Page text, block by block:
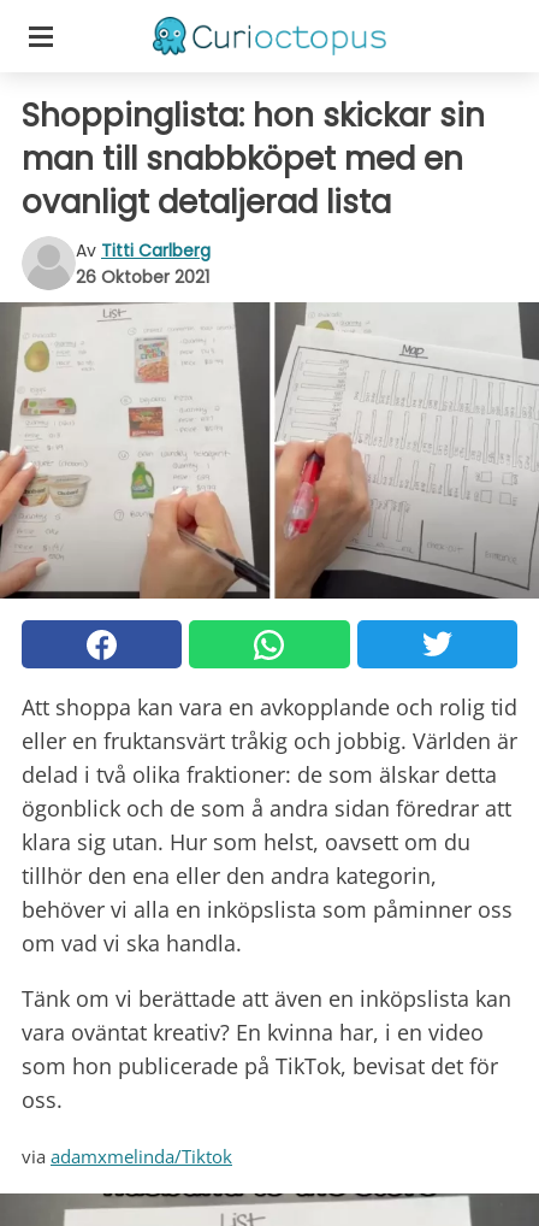
Shoppinglista: hon skickar sin
man till snabbköpet med en
ovanligt detaljerad lista
Av Titti Carlberg
26 Oktober 2021
Att shoppa kan vara en avkopplande och rolig tid
eller en fruktansvärt tråkig och jobbig. Världen är
delad i två olika fraktioner: de som älskar detta
ögonblick och de som å andra sidan föredrar att
klara sig utan. Hur som helst, oavsett om du
tillhör den ena eller den andra kategorin,
behöver vi alla en inköpslista som påminner oss
om vad vi ska handla.
Tänk om vi berättade att även en inköpslista kan
vara oväntat kreativ? En kvinna har, i en video
som hon publicerade på TikTok, bevisat det för
oss.
via adamxmelinda/Tiktok